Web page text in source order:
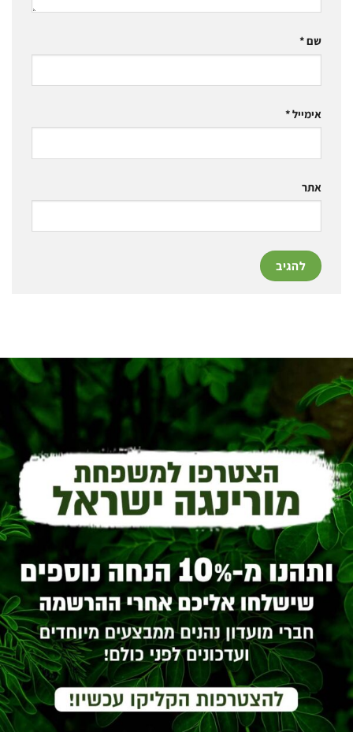
שם*
אימייל*
אתר